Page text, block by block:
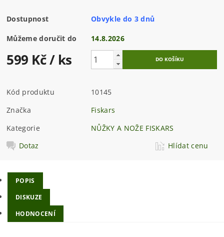
Dostupnost Obvykle do 3 dnů
Můžeme doručit do 14.8.2026
599 Kč/ ks
Kód produktu
10145
Značka
Fiskars
Kategorie
NŮŽKY A NOŽE FISKARS
Dotaz
Hlídat cenu
POPIS
DISKUZE
HODNOCENÍ